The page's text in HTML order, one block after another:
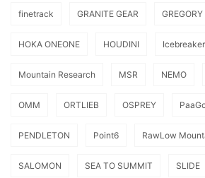
finetrack GRANITE GEAR GREGORY
HOKA ONEONE HOUDINI Icebreaker
Mountain Research MSR NEMO
OMM ORTLIEB OSPREY
PENDLETON Point6 RawLow
SALOMON SEA TO SUMMIT SLIDE